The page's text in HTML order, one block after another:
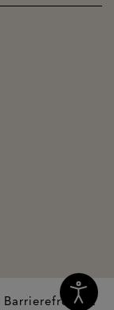
Barrierefreiheit